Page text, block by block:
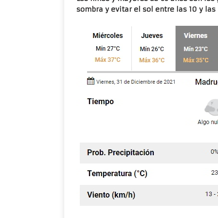
sombra y evitar el sol entre las 10 y las